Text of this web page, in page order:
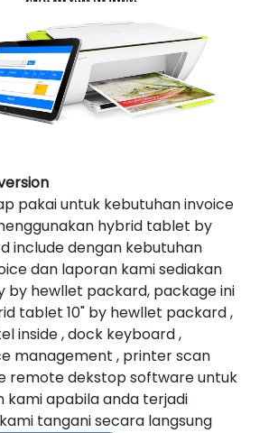
pakai untuk kebutuhan invoice
hybrid tablet by
include dengan kebutuhan
dan laporan kami sediakan
by hewllet packard, package ini
tablet 10" by hewllet packard ,
inside , dock keyboard ,
management , printer scan
remote dekstop software untuk
kami apabila anda terjadi
tangani secara langsung